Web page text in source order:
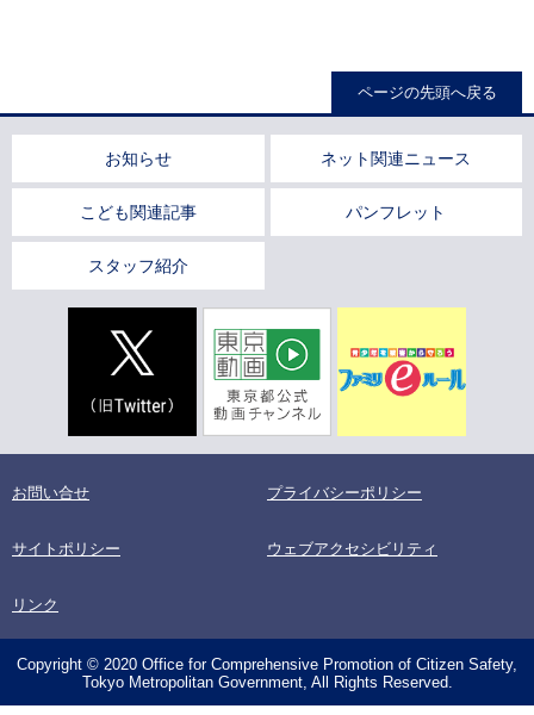
ページの先頭へ戻る
お知らせ ネット関連ニュース
こども関連記事 パンフレット
スタッフ紹介
お問い合せ プライバシーポリシー
サイトポリシー ウェブアクセシビリティ
リンク
Copyright © 2020 Office for Comprehensive Promotion of Citizen Safety,
Tokyo Metropolitan Government, All Rights Reserved.